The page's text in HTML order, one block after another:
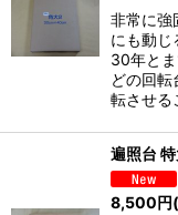
非常に強
にも動じ
30年と
どの回
転させ
遍照台
8,500円